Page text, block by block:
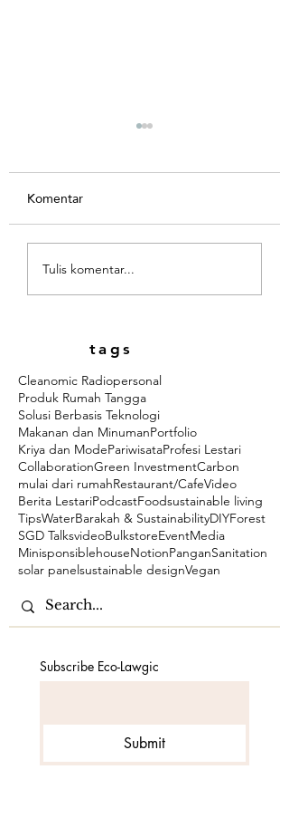
#AugustArt Challenge:
Melukis dengan Warna
Komentar
Tulis komentar...
tags
Cleanomic Radiopersonal
Produk Rumah Tangga
Solusi Berbasis Teknologi
Makanan dan MinumanPortfolio
Kriya dan ModePariwisataProfesi Lestari
CollaborationGreen InvestmentCarbon
mulai dari rumahRestaurant/CafeVideo
Berita LestariPodcastFoodsustainable living
TipsWaterBarakah & SustainabilityDIYForest
SGD TalksvideoBulkstoreEventMedia
MinisponsiblehouseNotionPanganSanitation
solar panelsustainable designVegan
Subscribe Eco-Lawgic
Submit